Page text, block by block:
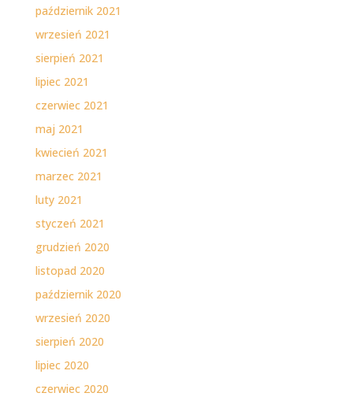
październik 2021
wrzesień 2021
sierpień 2021
lipiec 2021
czerwiec 2021
maj 2021
kwiecień 2021
marzec 2021
luty 2021
styczeń 2021
grudzień 2020
listopad 2020
październik 2020
wrzesień 2020
sierpień 2020
lipiec 2020
czerwiec 2020